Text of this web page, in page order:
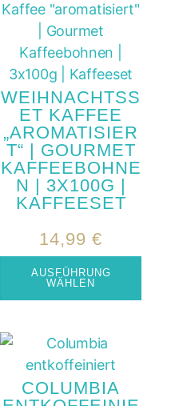
WEIHNACHTSS
ET KAFFEE
„AROMATISIER
T“ | GOURMET
KAFFEEBOHNE
N | 3X100G |
KAFFEESET
14,99€
AUSFÜHRUNG
WÄHLEN
COLUMBIA